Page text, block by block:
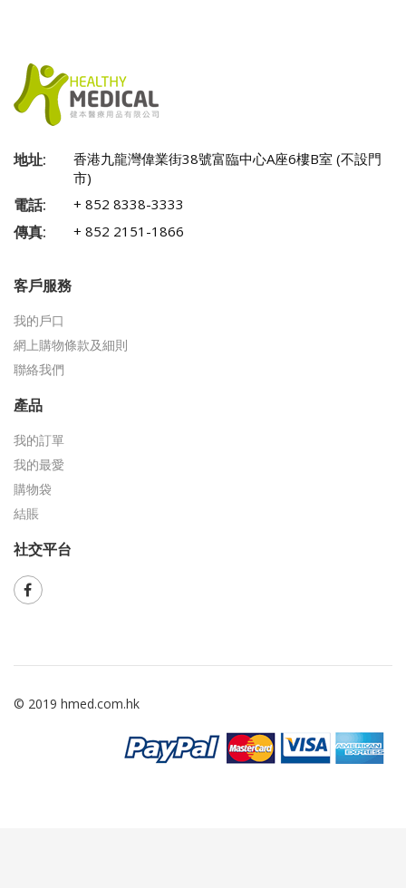
地址:
香港九龍灣偉業街38號富臨中心A座6樓B室 (不設門
市)
電話: + 852 8338-3333
傳真: + 852 2151-1866
客戶服務
我的戶口
網上購物條款及細則
聯絡我們
產品
我的訂單
我的最愛
購物袋
結賬
社交平台
© 2019 hmed.com.hk